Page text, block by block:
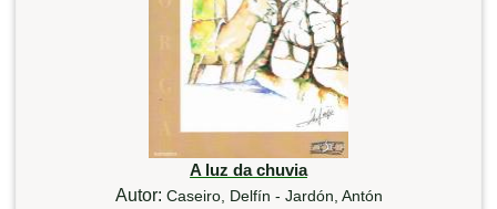
A luz da chuvia
Autor: Caseiro, Delfín - Jardón, Antón